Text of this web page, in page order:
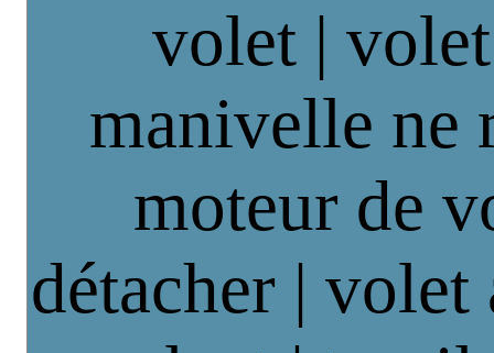
volet |
manivelle ne
moteur de
détacher | volet